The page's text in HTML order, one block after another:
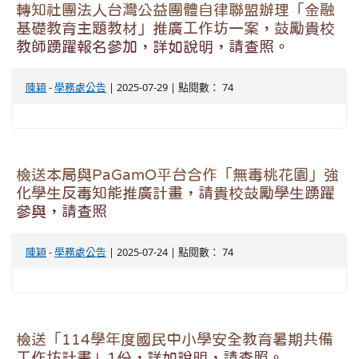
轉知社團法人台灣公益團體自律聯盟辦理「金融
基礎教育主題教材」推廣工作坊一案，鼓勵貴校
教師踴躍報名參加，詳如說明，請查照。
陳穎-學務處公告 | 2025-07-29 | 點閱數： 74
檢送本局與PaGamO平台合作「無毒桃花園」強
化學生反毒知能推廣計畫，請貴校鼓勵學生踴躍
參與，請查照
陳穎-學務處公告 | 2025-07-24 | 點閱數： 74
檢送「114學年度國民中小學安全教育暑期共備